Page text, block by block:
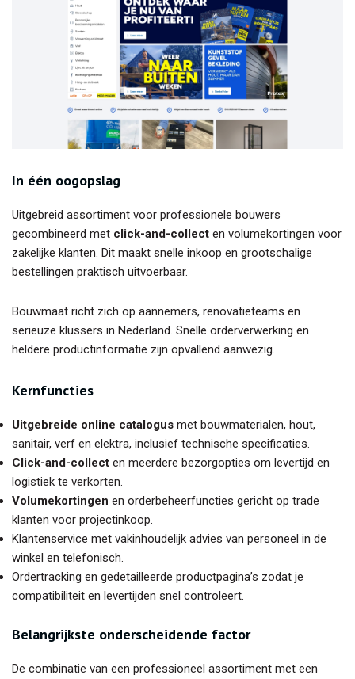
In één oogopslag
Uitgebreid assortiment voor professionele bouwers
gecombineerd met click-and-collect en volumekortingen voor
zakelijke klanten. Dit maakt snelle inkoop en grootschalige
bestellingen praktisch uitvoerbaar.
Bouwmaat richt zich op aannemers, renovatieteams en
serieuze klussers in Nederland. Snelle orderverwerking en
heldere productinformatie zijn opvallend aanwezig.
Kernfuncties
Uitgebreide online catalogus met bouwmaterialen, hout,
sanitair, verf en elektra, inclusief technische specificaties.
Click-and-collect en meerdere bezorgopties om levertijd en
logistiek te verkorten.
Volumekortingen en orderbeheerfuncties gericht op trade
klanten voor projectinkoop.
Klantenservice met vakinhoudelijk advies van personeel in de
winkel en telefonisch.
Ordertracking en gedetailleerde productpagina’s zodat je
compatibiliteit en levertijden snel controleert.
Belangrijkste onderscheidende factor
De combinatie van een professioneel assortiment met een